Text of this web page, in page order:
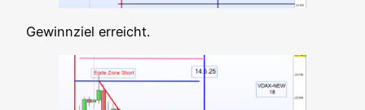
Gewinn­ziel erreicht.